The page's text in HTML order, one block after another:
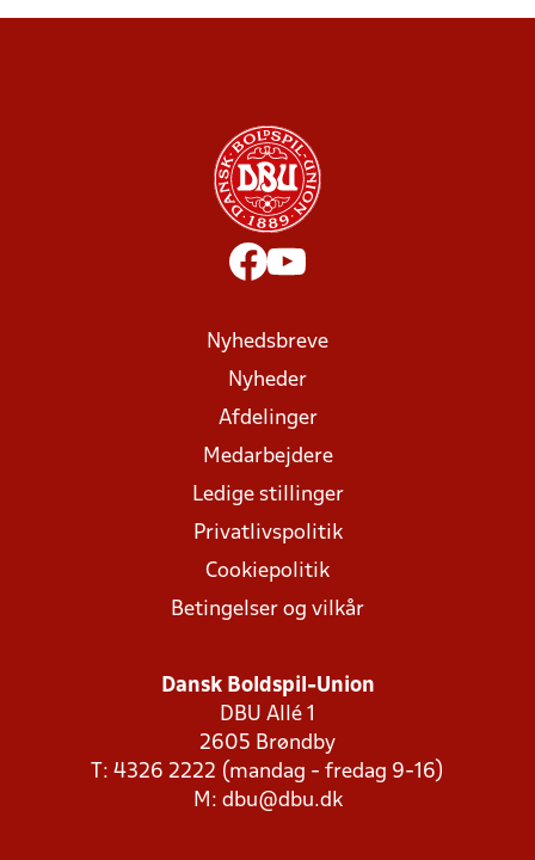
Nyhedsbreve
Nyheder
Afdelinger
Medarbejdere
Ledige stillinger
Privatlivspolitik
Cookiepolitik
Betingelser og vilkår
Dansk Boldspil-Union
DBU Allé 1
2605 Brøndby
T: 4326 2222 (mandag - fredag 9-16)
M: dbu@dbu.dk